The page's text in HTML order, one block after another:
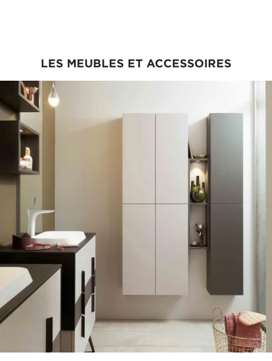
LES MEUBLES ET ACCESSOIRES